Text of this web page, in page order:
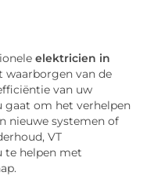
elektricien in
waarborgen van de
van uw
gaat om het verhelpen
nieuwe systemen of
VT
te helpen met